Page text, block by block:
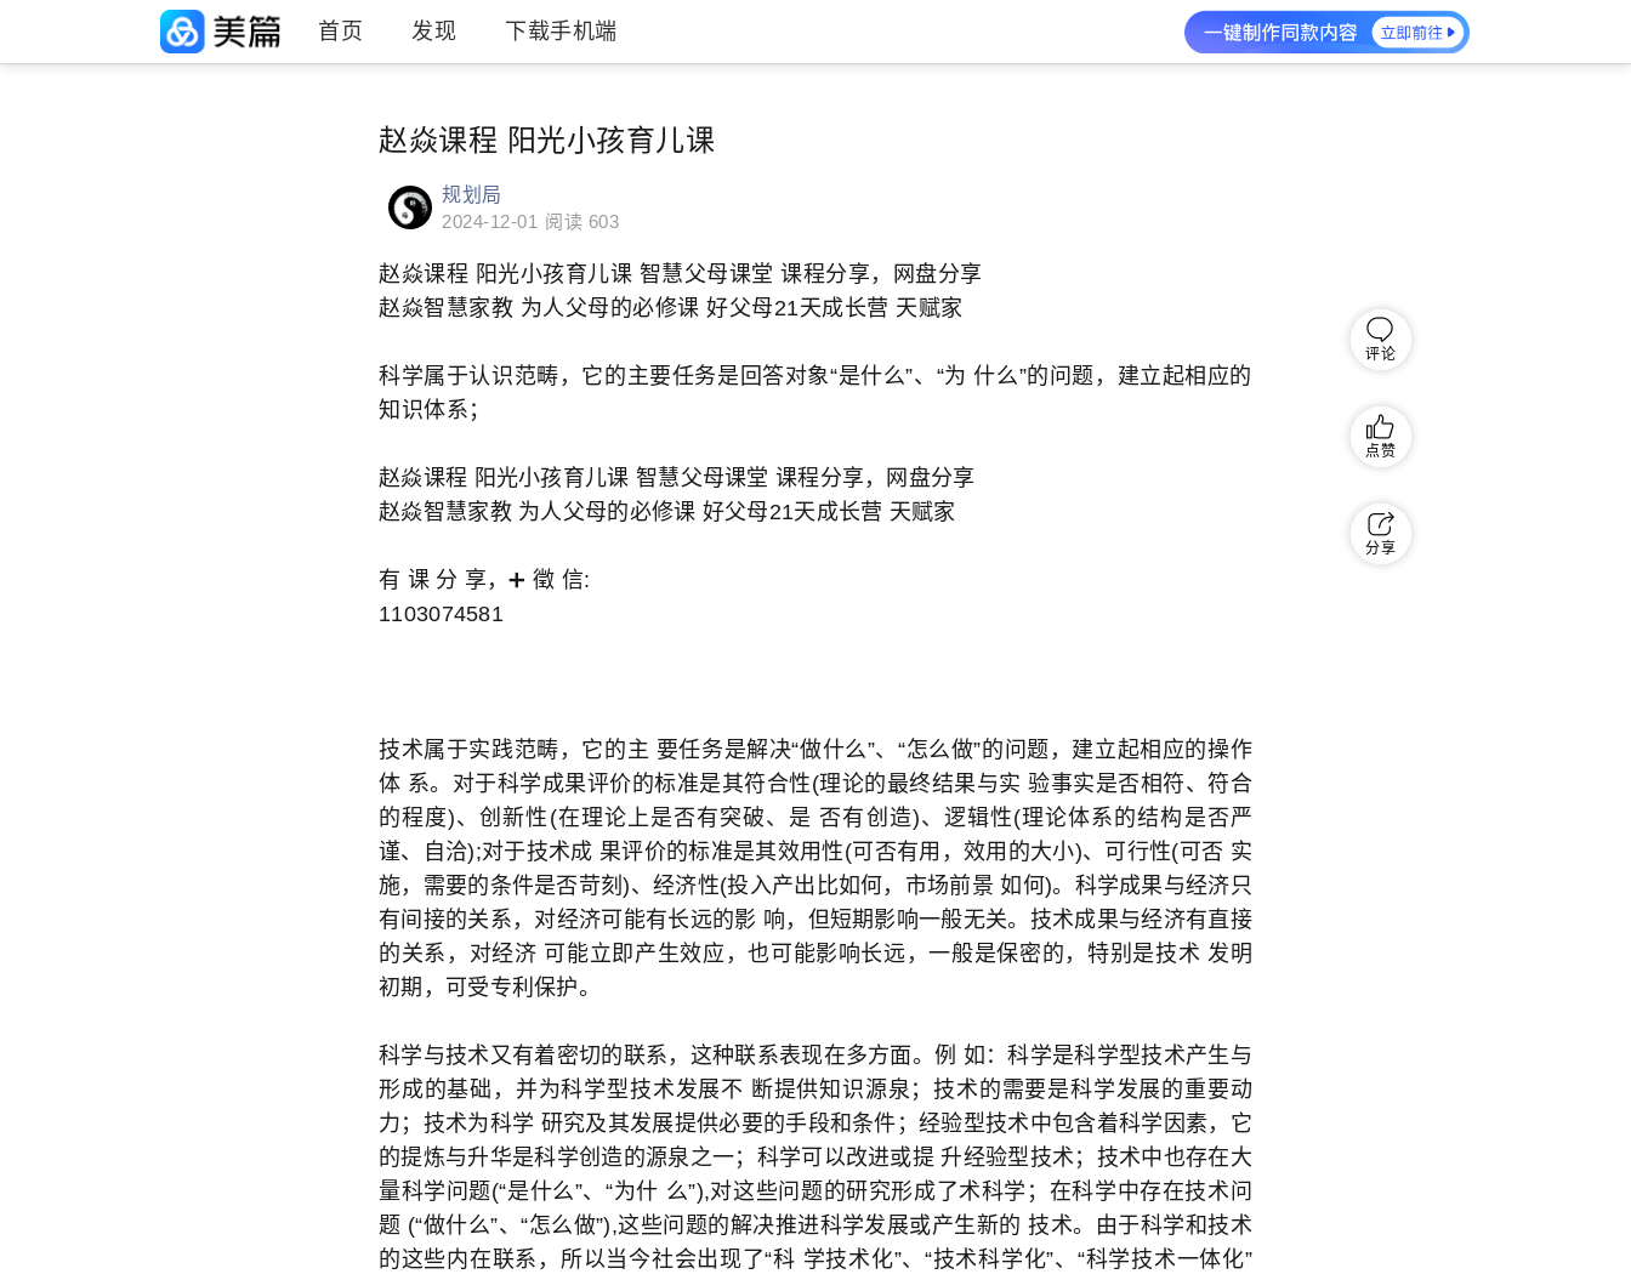
首页 发现 下载手机端
赵焱课程 阳光小孩育儿课
规划局
2024-12-01 阅读 603
赵焱课程 阳光小孩育儿课 智慧父母课堂 课程分享，网盘分享
赵焱智慧家教 为人父母的必修课 好父母21天成长营 天赋家
科学属于认识范畴，它的主要任务是回答对象“是什么”、“为 什么”的问题，建立起相应的
知识体系；
赵焱课程 阳光小孩育儿课 智慧父母课堂 课程分享，网盘分享
赵焱智慧家教 为人父母的必修课 好父母21天成长营 天赋家
有 课 分 享，➕ 徵 信:
1103074581
技术属于实践范畴，它的主 要任务是解决“做什么”、“怎么做”的问题，建立起相应的操作
体 系。对于科学成果评价的标准是其符合性(理论的最终结果与实 验事实是否相符、符合
的程度)、创新性(在理论上是否有突破、是 否有创造)、逻辑性(理论体系的结构是否严
谨、自洽);对于技术成 果评价的标准是其效用性(可否有用，效用的大小)、可行性(可否 实
施，需要的条件是否苛刻)、经济性(投入产出比如何，市场前景 如何)。科学成果与经济只
有间接的关系，对经济可能有长远的影 响，但短期影响一般无关。技术成果与经济有直接
的关系，对经济 可能立即产生效应，也可能影响长远，一般是保密的，特别是技术 发明
初期，可受专利保护。
科学与技术又有着密切的联系，这种联系表现在多方面。例 如：科学是科学型技术产生与
形成的基础，并为科学型技术发展不 断提供知识源泉；技术的需要是科学发展的重要动
力；技术为科学 研究及其发展提供必要的手段和条件；经验型技术中包含着科学因素，它
的提炼与升华是科学创造的源泉之一；科学可以改进或提 升经验型技术；技术中也存在大
量科学问题(“是什么”、“为什 么”),对这些问题的研究形成了术科学；在科学中存在技术问
题 (“做什么”、“怎么做”),这些问题的解决推进科学发展或产生新的 技术。由于科学和技术
的这些内在联系，所以当今社会出现了“科 学技术化”、“技术科学化”、“科学技术一体化”
评论
点赞
分享